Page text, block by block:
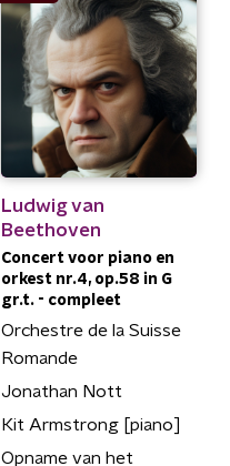
Ludwig van
Beethoven
Concert voor piano en
orkest nr.4, op.58 in G
gr.t. - compleet
Orchestre de la Suisse
Romande
Jonathan Nott
Kit Armstrong [piano]
Opname van het